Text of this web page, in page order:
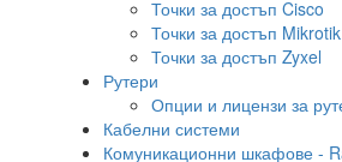
Точки за достъп Cisco
Точки за достъп Mikrotik
Точки за достъп Zyxel
Рутери
Опции и лицензи за
Кабелни системи
Комуникационни шкафове -